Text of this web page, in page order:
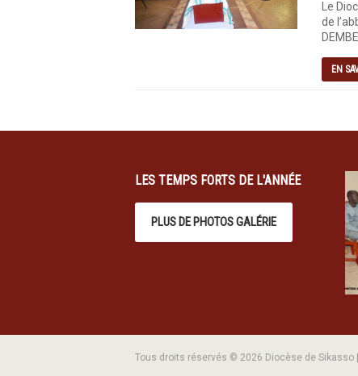
Le
de
EN
LES TEMPS FORTS DE L'ANNÉE
PLUS DE PHOTOS GALÉRIE
Tous droits réservés © 2026 Diocèse de Sikasso